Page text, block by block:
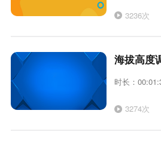
3236次
海拔高度
时长：
3274次